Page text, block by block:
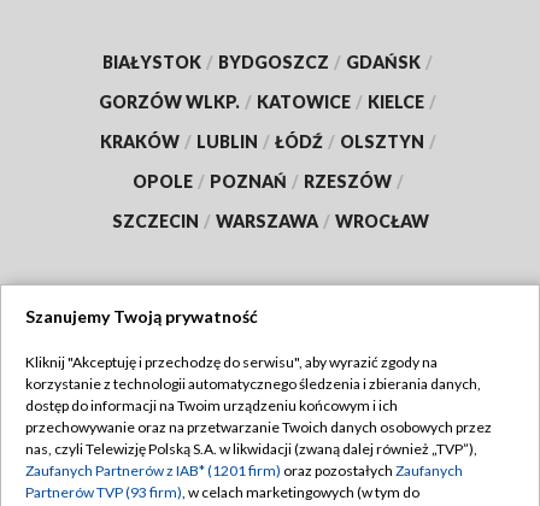
BIAŁYSTOK / BYDGOSZCZ / GDAŃSK /
GORZÓW WLKP. / KATOWICE / KIELCE /
KRAKÓW / LUBLIN / ŁÓDŹ / OLSZTYN /
OPOLE / POZNAŃ / RZESZÓW /
SZCZECIN / WARSZAWA / WROCŁAW
TVP
Abonament TVP
Emisja w TVP
Regulamin TVP
Polityka prywatności
Szanujemy Twoją prywatność
Kliknij "Akceptuję i przechodzę do serwisu", aby wyrazić zgody na
korzystanie z technologii automatycznego śledzenia i zbierania danych,
dostęp do informacji na Twoim urządzeniu końcowym i ich
przechowywanie oraz na przetwarzanie Twoich danych osobowych przez
nas, czyli Telewizję Polską S.A. w likwidacji (zwaną dalej również „TVP”),
Zaufanych Partnerów z IAB* (1201 firm) oraz pozostałych Zaufanych
Partnerów TVP (93 firm), w celach marketingowych (w tym do